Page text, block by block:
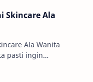
Skincare Ala
Ala Wanita
artis yang